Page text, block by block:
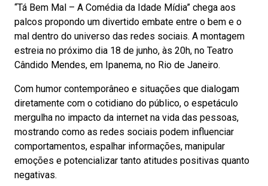
“Tá Bem Mal – A Comédia da Idade Mídia” chega aos
palcos propondo um divertido embate entre o bem e o
mal dentro do universo das redes sociais. A montagem
estreia no próximo dia 18 de junho, às 20h, no Teatro
Cândido Mendes, em Ipanema, no Rio de Janeiro.
Com humor contemporâneo e situações que dialogam
diretamente com o cotidiano do público, o espetáculo
mergulha no impacto da internet na vida das pessoas,
mostrando como as redes sociais podem influenciar
comportamentos, espalhar informações, manipular
emoções e potencializar tanto atitudes positivas quanto
negativas.